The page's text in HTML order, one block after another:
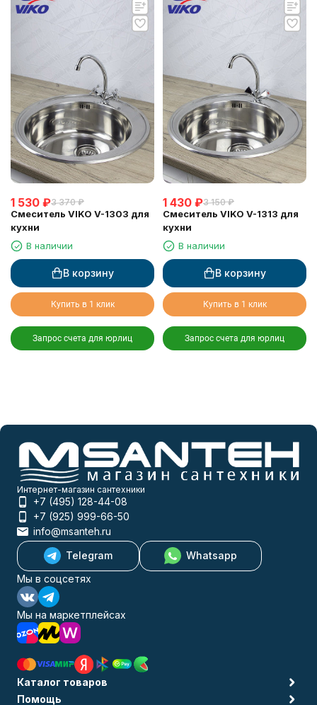
1 530 ₽3 370 ₽
Смеситель VIKO V-1303 для
кухни
В наличии
В корзину
Купить в 1 клик
Запрос счета для юрлиц
1 430 ₽3 150 ₽
Смеситель VIKO V-1313 для
кухни
В наличии
В корзину
Купить в 1 клик
Запрос счета для юрлиц
Интернет-магазин сантехники
+7 (495) 128-44-08
+7 (925) 999-66-50
info@msanteh.ru
Telegram
Whatsapp
Мы в соцсетях
Мы на маркетплейсах
Каталог товаров
Помощь